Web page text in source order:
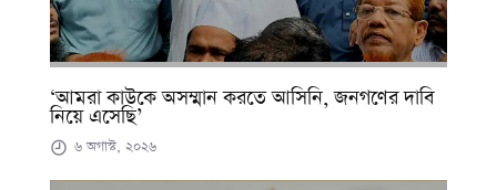
‘আমরা কাউকে অসম্মান করতে আসিনি, জনগণের দাবি
নিয়ে এসেছি’
৬ অগাস্ট, ২০২৬